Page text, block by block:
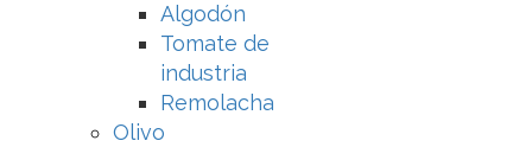
Algodón
Tomate de
industria
Remolacha
Olivo